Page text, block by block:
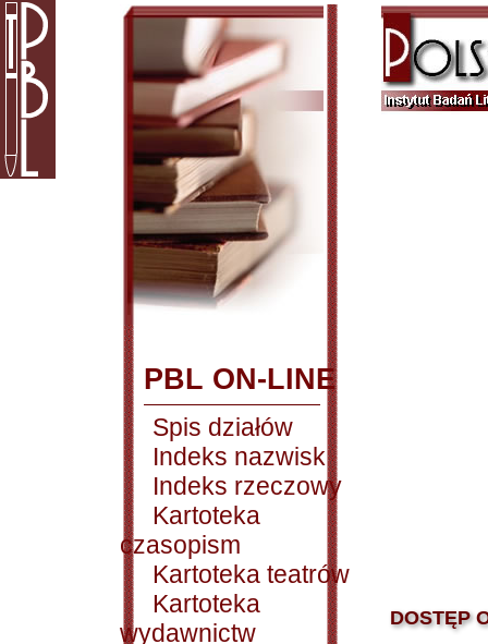
PBL ON-LINE
Spis działów
Indeks nazwisk
Indeks rzeczowy
Kartoteka
czasopism
Kartoteka teatrów
Kartoteka
wydawnictw
DOSTĘP